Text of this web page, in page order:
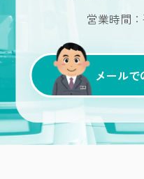
営業時間：
メール